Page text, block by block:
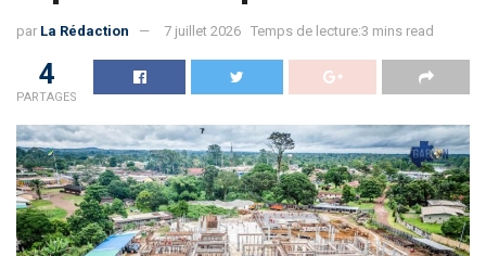
par La Rédaction 7 juillet 2026 Temps de lecture:3 mins read
4
PARTAGES